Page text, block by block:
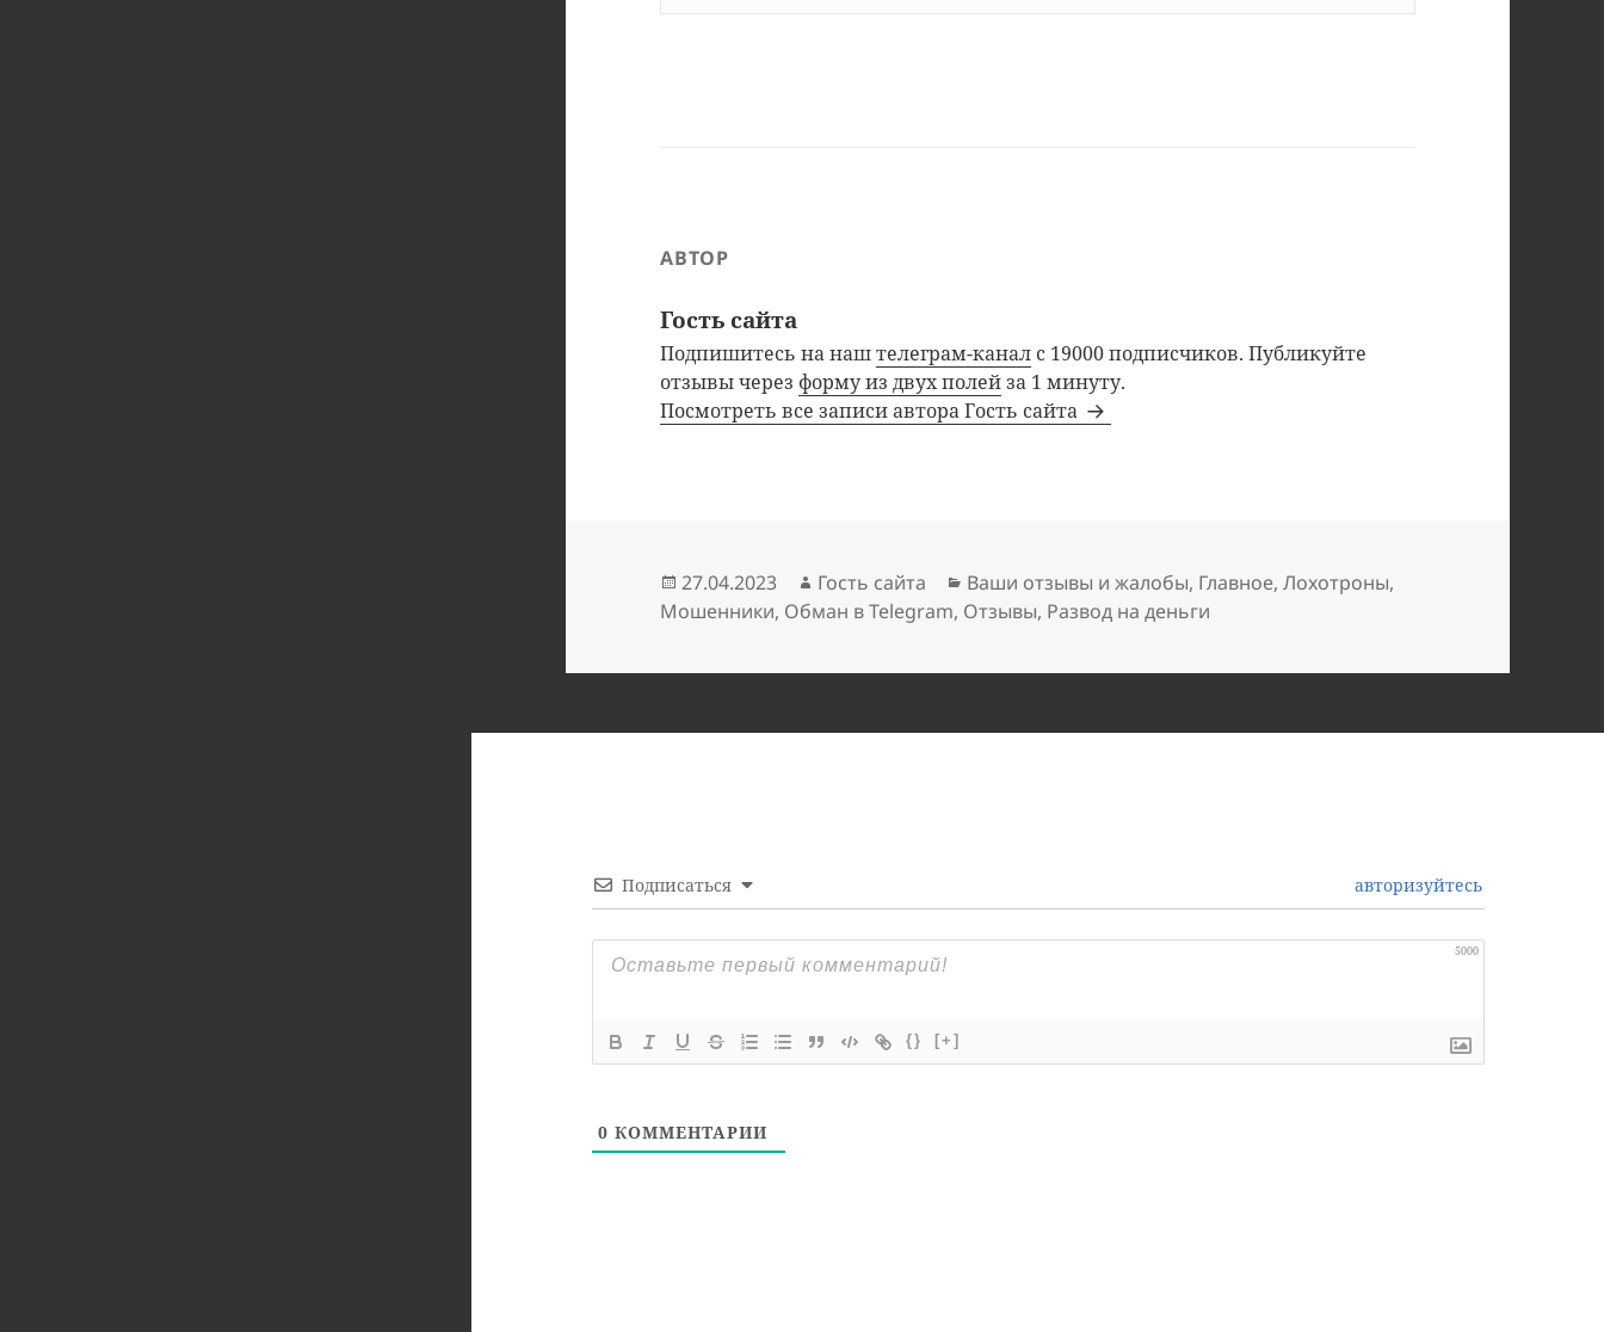
АВТОР
Гость сайта
Подпишитесь на наштелеграм-канал с 19000 подписчиков. Публикуйте
отзывы через форму из двух полейза 1 минуту.
Посмотреть все записи автора Гость сайта
Опубликовано
27.04.2023 Автор
Гость сайта Рубрики
Ваши отзывы и жалобы, Главное,Лохотроны,
Мошенники, Обман в Telegram, Отзывы, Развод на деньги
Подписаться авторизуйтесь
5000
{} [+]
0 КОММЕНТАРИИ